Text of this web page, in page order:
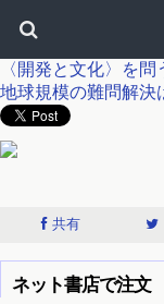
〈開発と文化〉を
地球規模の難問解決
共有
ネット書店で注文